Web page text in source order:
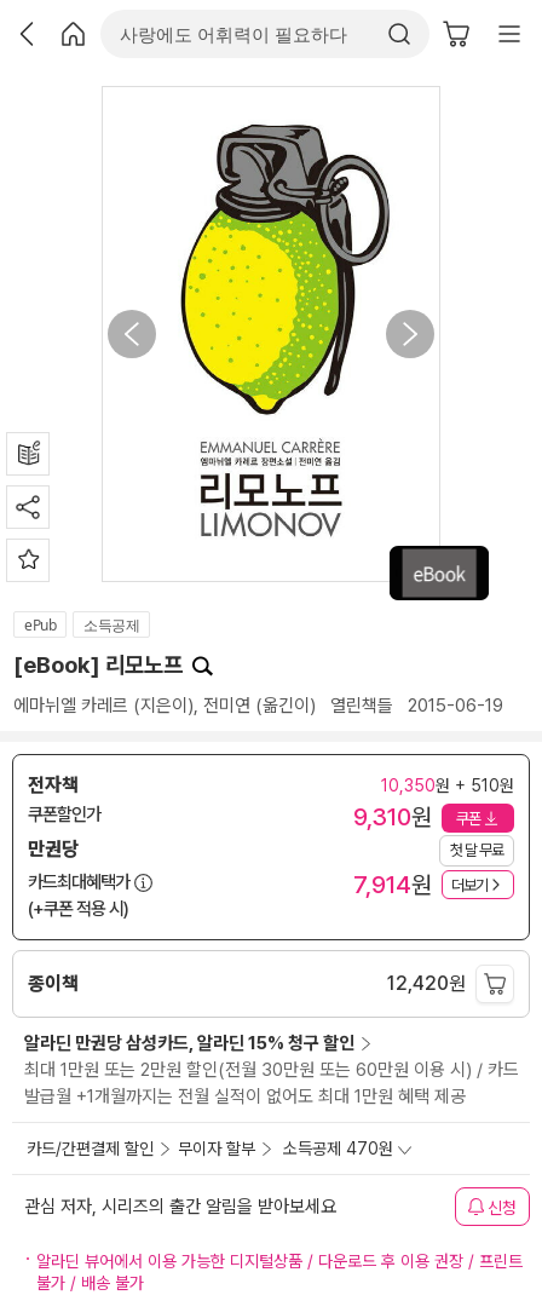
ePub 소득공제
[eBook] 리모노프
에마뉘엘 카레르 (지은이), 전미연 (옮긴이) 열린책들 2015-06-19
전자책 10,350원 + 510원
쿠폰할인가 9,310원 쿠폰
만권당 첫 달 무료
카드최대혜택가
(+쿠폰 적용 시)
7,914원 더보기
종이책 12,420원
알라딘 만권당 삼성카드, 알라딘 15% 청구 할인
최대 1만원 또는 2만원 할인(전월 30만원 또는 60만원 이용 시) / 카드
발급월 +1개월까지는 전월 실적이 없어도 최대 1만원 혜택 제공
카드/간편결제 할인 무이자 할부 소득공제 470원
관심 저자, 시리즈의 출간 알림을 받아보세요 신청
알라딘 뷰어에서 이용 가능한 디지털상품 / 다운로드 후 이용 권장 / 프린트
불가 / 배송 불가